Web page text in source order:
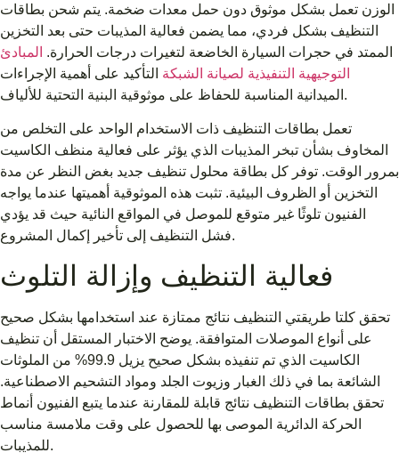
الوزن تعمل بشكل موثوق دون حمل معدات ضخمة. يتم شحن بطاقات
التنظيف بشكل فردي، مما يضمن فعالية المذيبات حتى بعد التخزين
الممتد في حجرات السيارة الخاضعة لتغيرات درجات الحرارة. المبادئ
التوجيهية التنفيذية لصيانة الشبكة التأكيد على أهمية الإجراءات
الميدانية المناسبة للحفاظ على موثوقية البنية التحتية للألياف.
تعمل بطاقات التنظيف ذات الاستخدام الواحد على التخلص من
المخاوف بشأن تبخر المذيبات الذي يؤثر على فعالية منظف الكاسيت
بمرور الوقت. توفر كل بطاقة محلول تنظيف جديد بغض النظر عن مدة
التخزين أو الظروف البيئية. تثبت هذه الموثوقية أهميتها عندما يواجه
الفنيون تلوثًا غير متوقع للموصل في المواقع النائية حيث قد يؤدي
فشل التنظيف إلى تأخير إكمال المشروع.
فعالية التنظيف وإزالة التلوث
تحقق كلتا طريقتي التنظيف نتائج ممتازة عند استخدامها بشكل صحيح
على أنواع الموصلات المتوافقة. يوضح الاختبار المستقل أن تنظيف
الكاسيت الذي تم تنفيذه بشكل صحيح يزيل 99.9% من الملوثات
الشائعة بما في ذلك الغبار وزيوت الجلد ومواد التشحيم الاصطناعية.
تحقق بطاقات التنظيف نتائج قابلة للمقارنة عندما يتبع الفنيون أنماط
الحركة الدائرية الموصى بها للحصول على وقت ملامسة مناسب
للمذيبات.